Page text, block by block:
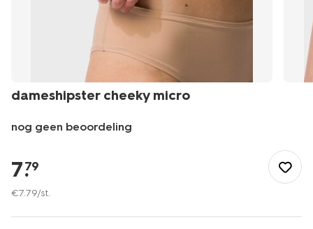
dameshipster cheeky micro
nog geen beoordeling
cheeky-
micro-
21900552.html
7.
79
€7.79/st.